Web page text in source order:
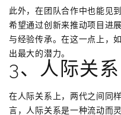
此外，在团队合作中也能见
希望通过创新来推动项目进
与经验传承。在这一点上，
出最大的潜力。
3、人际关
在人际关系上，两代之间同
言，人际关系是一种流动而